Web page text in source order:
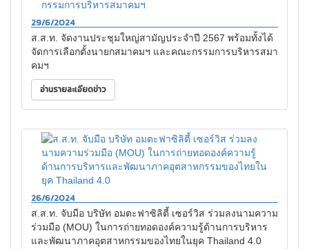
29/6/2024
ส.ส.ท. จัดงานประชุมใหญ่สามัญประจำปี 2567 พร้อมทั้งได้
จัดการเลือกตั้งนายกสมาคมฯ และคณะกรรมการบริหารสมา
คมฯ
อ่านรายละเอียดข่าว
26/6/2024
ส.ส.ท. จับมือ บริษัท อมตะฟาซิลิตี้ เซอร์วิส ร่วมลงนามความ
ร่วมมือ (MOU) ในการถ่ายทอดองค์ความรู้ด้านการบริหาร
และพัฒนาภาคอุตสาหกรรมของไทยในยุค Thailand 4.0